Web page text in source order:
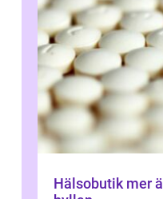
Hälsobutik mer än bara kosttillskott på